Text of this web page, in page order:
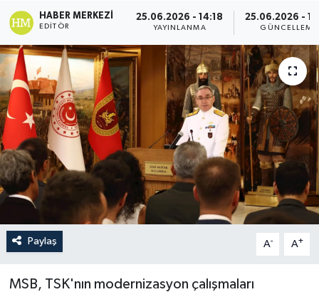
HABER MERKEZI
EDITÖR
25.06.2026 - 14:18
YAYINLANMA
25.06.2026 -
GÜNCELLEME
Paylaş A- A+
MSB, TSK'nın modernizasyon çalışmaları